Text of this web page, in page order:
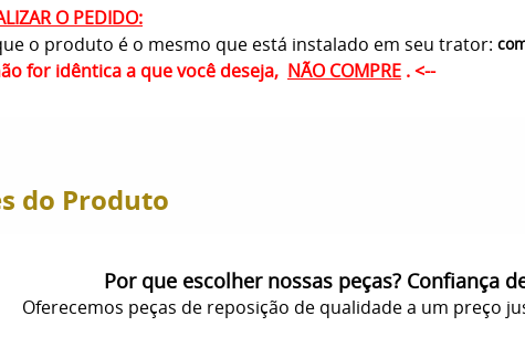
O PEDIDO:
o produto é o mesmo que está instalado em seu trator:
for idêntica a que você deseja, NÃO COMPRE . <--
do Produto
Por que escolher nossas peças? Confiança
Oferecemos peças de reposição de qualidade a um preço